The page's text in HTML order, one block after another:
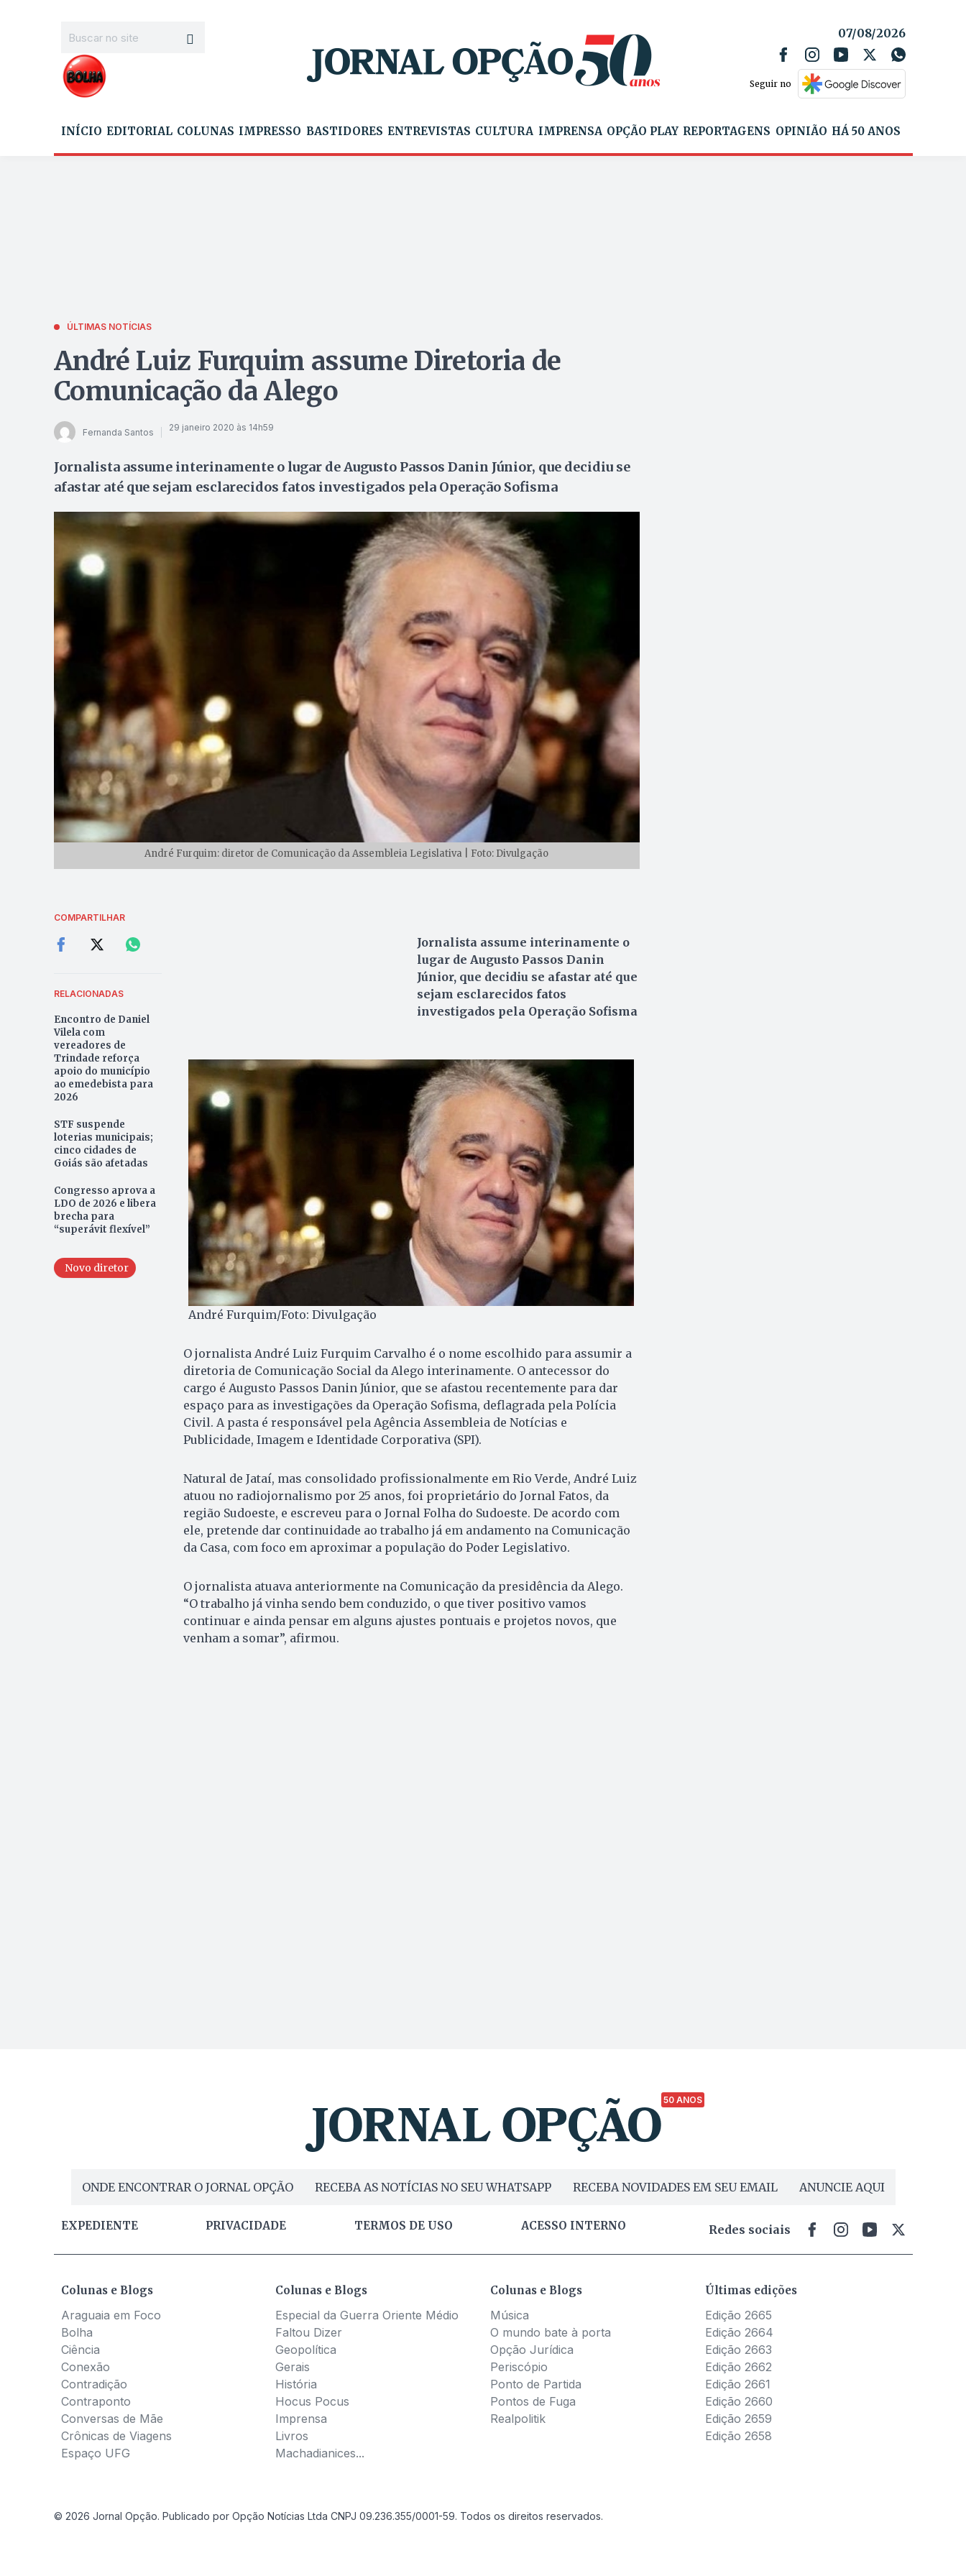
07/08/2026
Seguir no
INÍCIO EDITORIAL COLUNAS IMPRESSO BASTIDORES ENTREVISTAS CULTURA IMPRENSA OPÇÃO PLAY REPORTAGENS OPINIÃO HÁ 50 ANOS
ÚLTIMAS NOTÍCIAS
André Luiz Furquim assume Diretoria de
Comunicação da Alego
Fernanda Santos 29 janeiro 2020 às 14h59
Jornalista assume interinamente o lugar de Augusto Passos Danin Júnior, que decidiu se
afastar até que sejam esclarecidos fatos investigados pela Operação Sofisma
André Furquim: diretor de Comunicação da Assembleia Legislativa | Foto: Divulgação
COMPARTILHAR
RELACIONADAS
Encontro de Daniel
Vilela com
vereadores de
Trindade reforça
apoio do município
ao emedebista para
2026
STF suspende
loterias municipais;
cinco cidades de
Goiás são afetadas
Congresso aprova a
LDO de 2026 e libera
brecha para
“superávit flexível”
Novo diretor
Jornalista assume interinamente o
lugar de Augusto Passos Danin
Júnior, que decidiu se afastar até que
sejam esclarecidos fatos
investigados pela Operação Sofisma
André Furquim/Foto: Divulgação
O jornalista André Luiz Furquim Carvalho é o nome escolhido para assumir a
diretoria de Comunicação Social da Alego interinamente. O antecessor do
cargo é Augusto Passos Danin Júnior, que se afastou recentemente para dar
espaço para as investigações da Operação Sofisma, deflagrada pela Polícia
Civil. A pasta é responsável pela Agência Assembleia de Notícias e
Publicidade, Imagem e Identidade Corporativa (SPI).
Natural de Jataí, mas consolidado profissionalmente em Rio Verde, André Luiz
atuou no radiojornalismo por 25 anos, foi proprietário do Jornal Fatos, da
região Sudoeste, e escreveu para o Jornal Folha do Sudoeste. De acordo com
ele, pretende dar continuidade ao trabalho já em andamento na Comunicação
da Casa, com foco em aproximar a população do Poder Legislativo.
O jornalista atuava anteriormente na Comunicação da presidência da Alego.
“O trabalho já vinha sendo bem conduzido, o que tiver positivo vamos
continuar e ainda pensar em alguns ajustes pontuais e projetos novos, que
venham a somar”, afirmou.
50 ANOS
ONDE ENCONTRAR O JORNAL OPÇÃO RECEBA AS NOTÍCIAS NO SEU WHATSAPP RECEBA NOVIDADES EM SEU EMAIL ANUNCIE AQUI
EXPEDIENTE PRIVACIDADE TERMOS DE USO ACESSO INTERNO Redes sociais
Colunas e Blogs
Araguaia em Foco
Bolha
Ciência
Conexão
Contradição
Contraponto
Conversas de Mãe
Crônicas de Viagens
Espaço UFG
Colunas e Blogs
Especial da Guerra Oriente Médio
Faltou Dizer
Geopolítica
Gerais
História
Hocus Pocus
Imprensa
Livros
Machadianices...
Colunas e Blogs
Música
O mundo bate à porta
Opção Jurídica
Periscópio
Ponto de Partida
Pontos de Fuga
Realpolitik
Últimas edições
Edição 2665
Edição 2664
Edição 2663
Edição 2662
Edição 2661
Edição 2660
Edição 2659
Edição 2658
© 2026 Jornal Opção. Publicado por Opção Notícias Ltda CNPJ 09.236.355/0001-59. Todos os direitos reservados.